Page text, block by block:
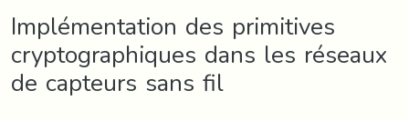
Implémentation des primitives
cryptographiques dans les réseaux
de capteurs sans fil